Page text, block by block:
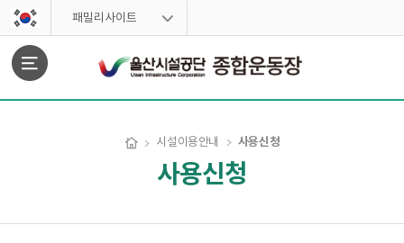
스킵네비게이션
패밀리사이트
시설이용안내 사용신청
사용신청